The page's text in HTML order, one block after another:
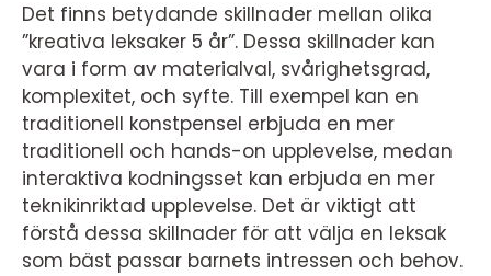
Det finns betydande skillnader mellan olika
”kreativa leksaker 5 år”. Dessa skillnader kan
vara i form av materialval, svårighetsgrad,
komplexitet, och syfte. Till exempel kan en
traditionell konstpensel erbjuda en mer
traditionell och hands-on upplevelse, medan
interaktiva kodningsset kan erbjuda en mer
teknikinriktad upplevelse. Det är viktigt att
förstå dessa skillnader för att välja en leksak
som bäst passar barnets intressen och behov.